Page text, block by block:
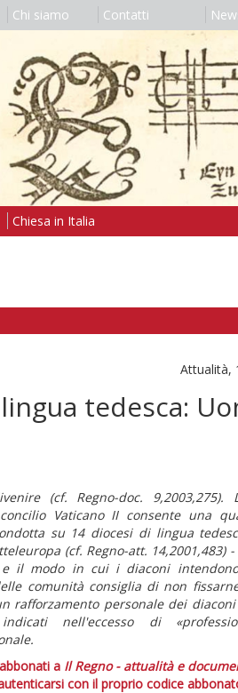
Chi siamo Contatti
Chiesa in Italia
Attualità,
tedesca:
(cf. Regno-doc. 9,2003,275).
Vaticano II consente una
su 14 diocesi di lingua
(cf. Regno-att. 14,2001,483)
il modo in cui i diaconi
comunità consiglia di non
rafforzamento personale dei
nell'eccesso di
a Il Regno - attualità e
con il proprio codice